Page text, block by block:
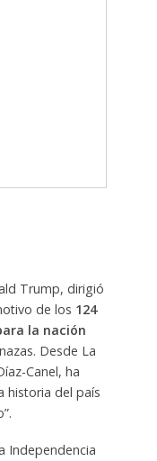
Trump, dirigió
de los 124
la nación
Desde La
Canel, ha
historia del país
Independencia